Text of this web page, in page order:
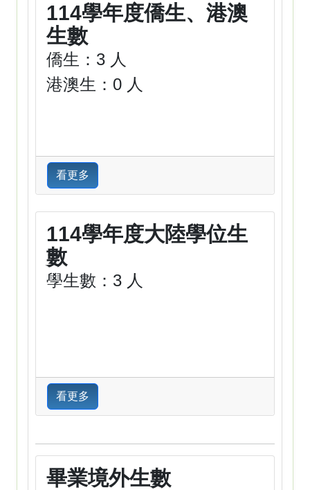
114學年度僑生、港澳
生數
僑生：3 人
港澳生：0 人
看更多
114學年度大陸學位生
數
學生數：3 人
看更多
畢業境外生數